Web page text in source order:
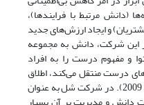
(دانش مرتبط با فرایندها)،
و ایجاد ارزش‌های جدید
این شرکت، دانش به مجموعه
و مفهوم درست را به افراد
درست منتقل می‌کند، اطلاق
می‌شود (تولایی، طاهری و نصراصفهانی، 2009). در شرکت شل به عنوان